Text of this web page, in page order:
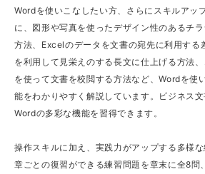
Wordを使いこなしたい方、さらにスキルアッ
に、図形や写真を使ったデザイン性のあるチ
方法、Excelのデータを文書の宛先に利用する
を利用して見栄えのする長文に仕上げる方法
を使って文書を校閲する方法など、Wordを使
能をわかりやすく解説しています。ビジネス文
Wordの多彩な機能を習得できます。
操作スキルに加え、実践力がアップする多様な
章ごとの復習ができる練習問題を章末に全8問